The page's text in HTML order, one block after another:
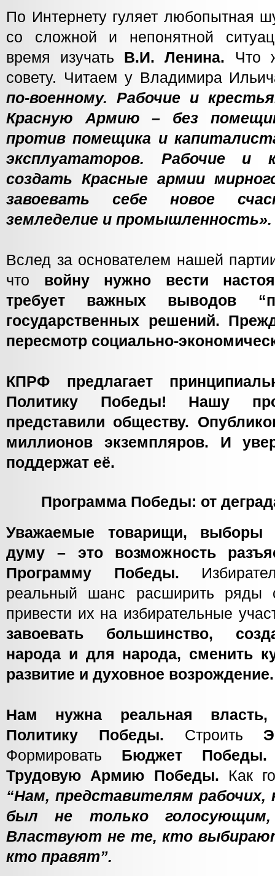
По Интернету гуляет любопытная
со сложной и непонятной
время изучать В.И. Ленина. Что
совету. Читаем у Владимира
по-военному. Рабочие и
Красную Армию – без
против помещика и
эксплуататоров. Рабочие и
создать Красные армии
завоевать себе новое
земледелие и промышленность».
Вслед за основателем нашей
что войну нужно вести
требует важных выводов
государственных решений.
пересмотр социально-
КПРФ предлагает
Политику Победы! Нашу
представили обществу.
миллионов экземпляров. И
поддержат её.
Программа Победы: от
Уважаемые товарищи, выборы
думу – это возможность
Программу Победы.
реальный шанс расширить ряды
привести их на избирательные
завоевать большинство,
народа и для народа, сменить
развитие и духовное возрождение.
Нам нужна реальная
Политику Победы. Строить
Формировать Бюджет
Трудовую Армию Победы. Как
“Нам, представителям
был не только
Властвуют не те, кто
кто правят”.